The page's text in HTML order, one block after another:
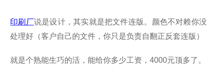
印刷厂说是设计，其实就是把文件连版。颜色不对赖你没
处理好（客户自己的文件，你只是负责自翻正反套连版）
就是个熟能生巧的活，能给你多少工资，4000元顶多了。